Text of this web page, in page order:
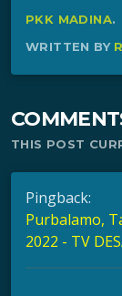
PKK MADINA.
WRITTEN BY
THIS POST
Pingback:
Purbalamo,
2022 - TV